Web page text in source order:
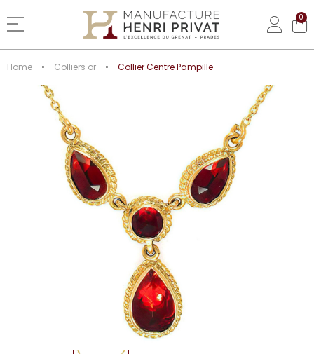
Basculer la navigation
0
Home Colliers or Collier Centre Pampille